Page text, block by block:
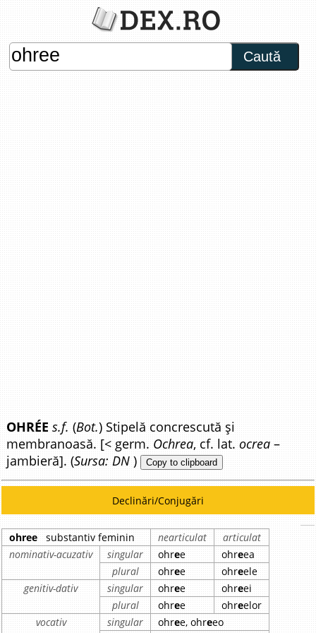
Caută
OHRÉE s.f. (Bot.) Stipelă concrescută și
membranoasă. [< germ. Ochrea, cf. lat.ocrea –
jambieră]. (Sursa: DN ) Copy to clipboard
Declinări/Conjugări
ohree substantiv feminin nearticulat
articulat
nominativ-acuzativ
singular ohree ohreea
plural
ohree ohreele
genitiv-dativ
singular ohree ohreei
plural
ohree ohreelor
vocativ
singular ohree, ohreeo